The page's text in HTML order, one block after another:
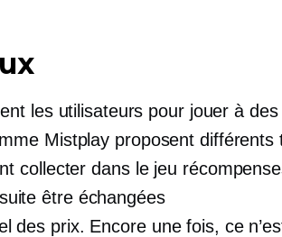
les utilisateurs pour jouer à
Mistplay proposent différents
collecterdans le jeu
être échangées
des prix. Encore une fois, ce